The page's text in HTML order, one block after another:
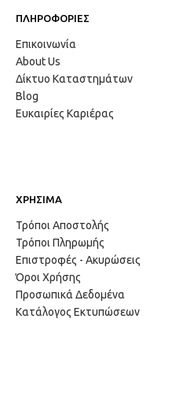
ΠΛΗΡΟΦΟΡΙΕΣ
Επικοινωνία
About Us
Δίκτυο Καταστημάτων
Blog
Ευκαιρίες Καριέρας
ΧΡΗΣΙΜΑ
Τρόποι Αποστολής
Τρόποι Πληρωμής
Επιστροφές - Ακυρώσεις
Όροι Χρήσης
Προσωπικά Δεδομένα
Κατάλογος Εκτυπώσεων